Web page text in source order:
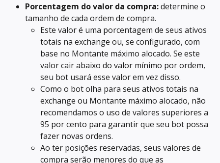
Porcentagem do valor da compra: determine o
tamanho de cada ordem de compra.
Este valor é uma porcentagem de seus ativos
totais na exchange ou, se configurado, com
base no Montante máximo alocado. Se este
valor cair abaixo do valor mínimo por ordem,
seu bot usará esse valor em vez disso.
Como o bot olha para seus ativos totais na
exchange ou Montante máximo alocado, não
recomendamos o uso de valores superiores a
95 por cento para garantir que seu bot possa
fazer novas ordens.
Ao ter posições reservadas, seus valores de
compra serão menores do que as